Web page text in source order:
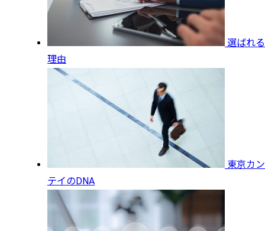
選ばれる
理由
東京カン
テイのDNA